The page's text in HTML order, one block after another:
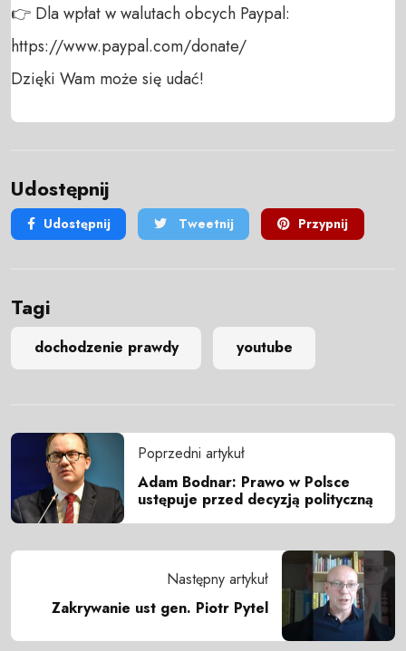
👉 Dla wpłat w walutach obcych Paypal:
https://www.paypal.com/donate/
Dzięki Wam może się udać!
Udostępnij
Udostępnij Tweetnij Przypnij
Tagi
dochodzenie prawdy youtube
Poprzedni artykuł
Adam Bodnar: Prawo w Polsce
ustępuje przed decyzją polityczną
Następny artykuł
Zakrywanie ust gen. Piotr Pytel